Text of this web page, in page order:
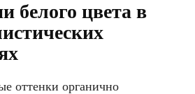
белого цвета в
оттенки органично